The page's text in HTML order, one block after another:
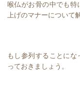
喉仏がお骨の中でも
上げのマナーについて
もし参列することに
っておきましょう。